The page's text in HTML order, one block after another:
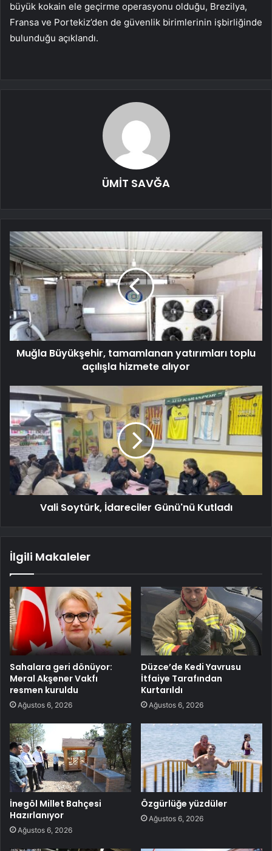
büyük kokain ele geçirme operasyonu olduğu, Brezilya,
Fransa ve Portekiz’den de güvenlik birimlerinin işbirliğinde
bulunduğu açıklandı.
ÜMİT SAVĞA
Muğla Büyükşehir, tamamlanan yatırımları toplu
açılışla hizmete alıyor
Vali Soytürk, İdareciler Günü'nü Kutladı
İlgili Makaleler
Sahalara geri dönüyor:
Meral Akşener Vakfı
resmen kuruldu
Ağustos 6, 2026
Düzce’de Kedi Yavrusu
İtfaiye Tarafından
Kurtarıldı
Ağustos 6, 2026
İnegöl Millet Bahçesi
Hazırlanıyor
Ağustos 6, 2026
Özgürlüğe yüzdüler
Ağustos 6, 2026